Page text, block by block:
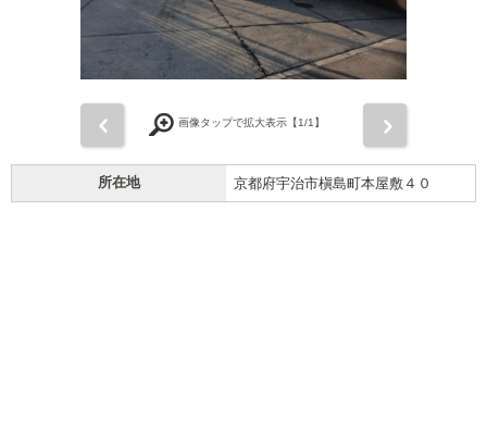
画像タップで拡大表示【1/1】
所在地 京都府宇治市槇島町本屋敷４０